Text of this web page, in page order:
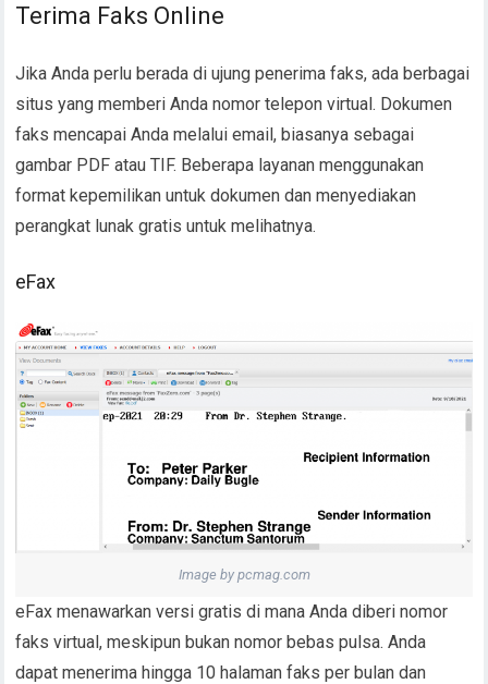
Terima Faks Online
Jika Anda perlu berada di ujung penerima faks, ada berbagai
situs yang memberi Anda nomor telepon virtual. Dokumen
faks mencapai Anda melalui email, biasanya sebagai
gambar PDF atau TIF. Beberapa layanan menggunakan
format kepemilikan untuk dokumen dan menyediakan
perangkat lunak gratis untuk melihatnya.
eFax
Image by pcmag.com
eFax menawarkan versi gratis di mana Anda diberi nomor
faks virtual, meskipun bukan nomor bebas pulsa. Anda
dapat menerima hingga 10 halaman faks per bulan dan